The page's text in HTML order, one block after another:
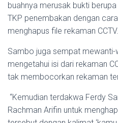
buahnya merusak bukti
TKP penembakan dengan
menghapus file rekaman CCTV.
Sambo juga sempat mewanti-
mengetahui isi dari rekaman
tak membocorkan rekaman
“Kemudian terdakwa Ferdy
Rachman Arifin untuk